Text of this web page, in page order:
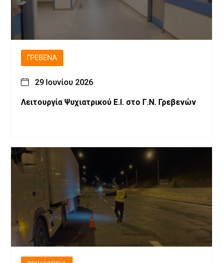
ΓΡΕΒΕΝΆ
29 Ιουνίου 2026
Λειτουργία Ψυχιατρικού Ε.Ι. στο Γ.Ν. Γρεβενών